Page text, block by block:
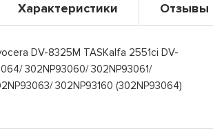
Характеристики Отзывы
DV-8325M TASKalfa 2551ci DV-
302NP93060/ 302NP93061/
302NP93160 (302NP93064)